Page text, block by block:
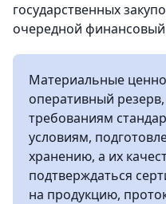
государственных
очередной финансовый
Материальные
оперативный
требованиям
условиям,
хранению, а их
подтверждаться
на продукцию,